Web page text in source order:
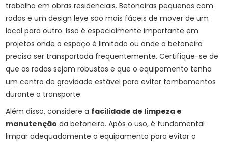
trabalha em obras residenciais. Betoneiras pequenas com
rodas e um design leve são mais fáceis de mover de um
local para outro. Isso é especialmente importante em
projetos onde o espaço é limitado ou onde a betoneira
precisa ser transportada frequentemente. Certifique-se de
que as rodas sejam robustas e que o equipamento tenha
um centro de gravidade estável para evitar tombamentos
durante o transporte.
Além disso, considere a facilidade de limpeza e
manutenção da betoneira. Após o uso, é fundamental
limpar adequadamente o equipamento para evitar o